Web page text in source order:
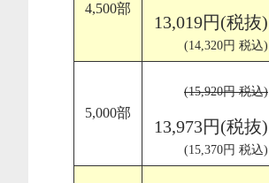
4,500部
13,019円(税抜)
(14,320円 税込)
5,000部
(15,920円 税込)
13,973円(税抜)
(15,370円 税込)